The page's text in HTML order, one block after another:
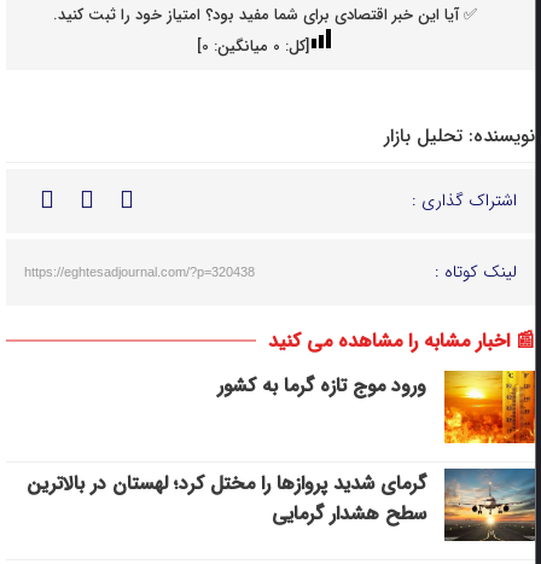
✅ آیا این خبر اقتصادی برای شما مفید بود؟ امتیاز خود را ثبت کنید.
[کل: 0میانگین: 0
]
نویسنده: تحلیل بازار
اشتراک گذاری :
لینک کوتاه : https://eghtesadjournal.com/?p=320438
📰 اخبار مشابه را مشاهده می کنید
ورود موج تازه گرما به کشور
گرمای شدید پروازها را مختل کرد؛ لهستان در بالاترین
سطح هشدار گرمایی